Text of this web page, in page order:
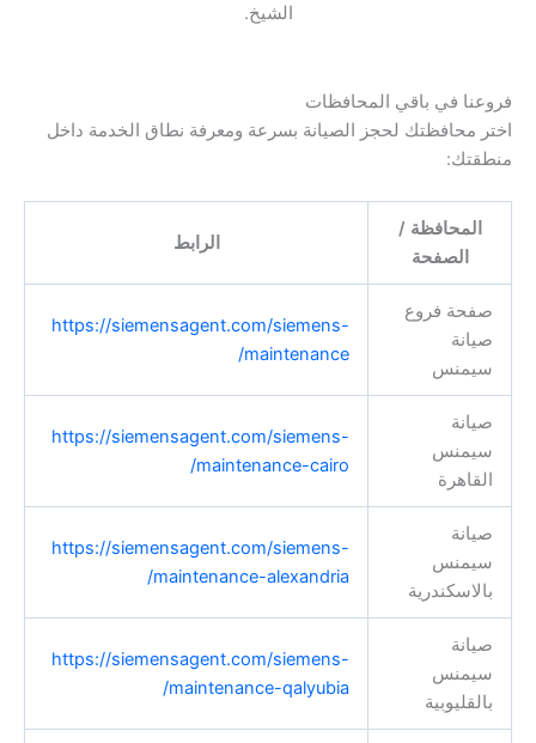
الشيخ.
فروعنا في باقي المحافظات
اختر محافظتك لحجز الصيانة بسرعة ومعرفة نطاق الخدمة داخل
منطقتك:
المحافظة /
الصفحة
الرابط
صفحة فروع
صيانة
سيمنس
https://siemensagent.com/siemens-
maintenance/
صيانة
سيمنس
القاهرة
https://siemensagent.com/siemens-
maintenance-cairo/
صيانة
سيمنس
بالاسكندرية
https://siemensagent.com/siemens-
maintenance-alexandria/
صيانة
سيمنس
بالقليوبية
https://siemensagent.com/siemens-
maintenance-qalyubia/